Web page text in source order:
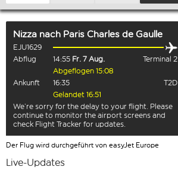
Nizza nach Paris Charles de Gaulle
EJU1629
Abflug
14:55 Fr. 7 Aug.
Terminal 2
Abgeflogen 15:08
Ankunft
16:35
T2D
Gelandet 16:51
We’re sorry for the delay to your flight. Please
continue to monitor the airport screens and
check Flight Tracker for updates.
Der Flug wird durchgeführt von easyJet Europe
Live-Updates